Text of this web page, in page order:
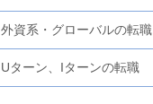
外資系・グローバルの転職
Uターン、Iターンの転職